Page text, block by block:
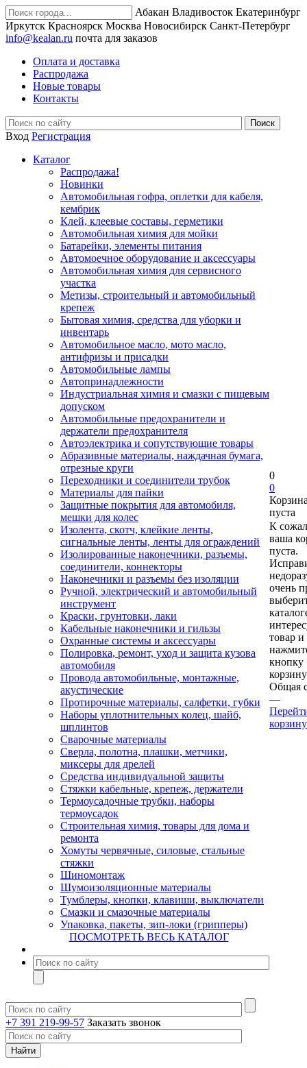
Абакан Владивосток Екатеринбург
Иркутск Красноярск Москва Новосибирск Санкт-Петербург
info@kealan.ru почта для заказов
Оплата и доставка
Распродажа
Новые товары
Контакты
Вход Регистрация
Каталог
Распродажа!
Новинки
Автомобильная гофра, оплетки для кабеля,
кембрик
Клей, клеевые составы, герметики
Автомобильная химия для мойки
Батарейки, элементы питания
Автомоечное оборудование и аксессуары
Автомобильная химия для сервисного
участка
Метизы, строительный и автомобильный
крепеж
Бытовая химия, средства для уборки и
инвентарь
Автомобильное масло, мото масло,
антифризы и присадки
Автомобильные лампы
Автопринадлежности
Индустриальная химия и смазки с пищевым
допуском
Автомобильные предохранители и
держатели предохранителя
Автоэлектрика и сопутствующие товары
Абразивные материалы, наждачная бумага,
отрезные круги
Переходники и соединители трубок
Материалы для пайки
Защитные покрытия для автомобиля,
мешки для колес
Изолента, скотч, клейкие ленты,
сигнальные ленты, ленты для ограждений
Изолированные наконечники, разъемы,
соединители, коннекторы
Наконечники и разъемы без изоляции
Ручной, электрический и автомобильный
инструмент
Краски, грунтовки, лаки
Кабельные наконечники и гильзы
Охранные системы и аксессуары
Полировка, ремонт, уход и защита кузова
автомобиля
Провода автомобильные, монтажные,
акустические
Протирочные материалы, салфетки, губки
Наборы уплотнительных колец, шайб,
шплинтов
Сварочные материалы
Сверла, полотна, плашки, метчики,
миксеры для дрелей
Средства индивидуальной защиты
Стяжки кабельные, крепеж, держатели
Термоусадочные трубки, наборы
термоусадок
Строительная химия, товары для дома и
ремонта
Хомуты червячные, силовые, стальные
стяжки
Шиномонтаж
Шумоизоляционные материалы
Тумблеры, кнопки, клавиши, выключатели
Смазки и смазочные материалы
Упаковка, пакеты, зип-локи (грипперы)
ПОСМОТРЕТЬ ВЕСЬ КАТАЛОГ
+7 391 219-99-57 Заказать звонок
0
0
пуста
К
ваша
пуста.
очень
товар и
кнопку
Общая
—
корзину